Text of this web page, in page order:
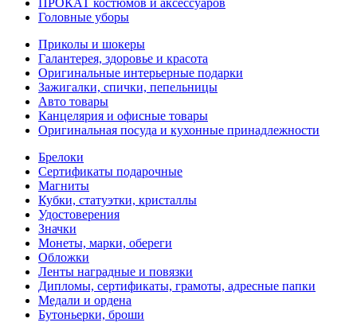
ПРОКАТ костюмов и аксессуаров
Головные уборы
Приколы и шокеры
Галантерея, здоровье и красота
Оригинальные интерьерные подарки
Зажигалки, спички, пепельницы
Авто товары
Канцелярия и офисные товары
Оригинальная посуда и кухонные принадлежности
Брелоки
Сертификаты подарочные
Магниты
Кубки, статуэтки, кристаллы
Удостоверения
Значки
Монеты, марки, обереги
Обложки
Ленты наградные и повязки
Дипломы, сертификаты, грамоты, адресные папки
Медали и ордена
Бутоньерки, броши